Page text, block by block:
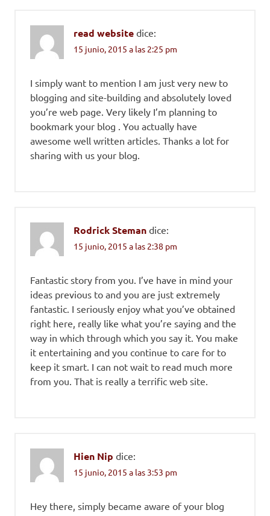
read website dice:
15 junio, 2015 a las 2:25 pm
I simply want to mention I am just very new to
blogging and site-building and absolutely loved
you’re web page. Very likely I’m planning to
bookmark your blog . You actually have
awesome well written articles. Thanks a lot for
sharing with us your blog.
Rodrick Steman dice:
15 junio, 2015 a las 2:38 pm
Fantastic story from you. I’ve have in mind your
ideas previous to and you are just extremely
fantastic. I seriously enjoy what you’ve obtained
right here, really like what you’re saying and the
way in which through which you say it. You make
it entertaining and you continue to care for to
keep it smart. I can not wait to read much more
from you. That is really a terrific web site.
Hien Nip dice:
15 junio, 2015 a las 3:53 pm
Hey there, simply became aware of your blog